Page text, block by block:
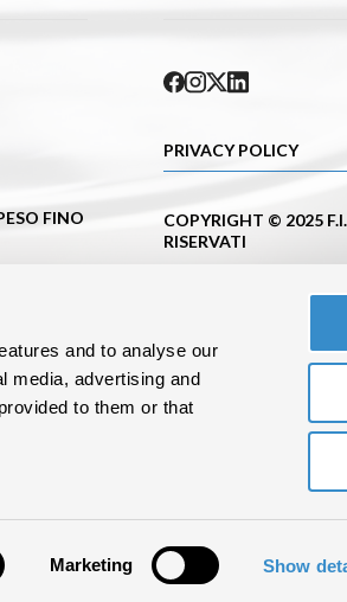
and to analyse our
media, advertising and
to them or that
Marketing Show
FINO
PRIVACY POLICY
COPYRIGHT © 2025
RISERVATI
C. F.10695620152